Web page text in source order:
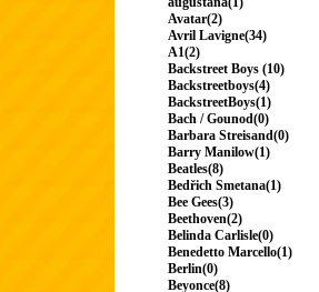
Avatar(2)
Avril Lavigne(34)
A1(2)
Backstreet Boys (10)
Backstreetboys(4)
BackstreetBoys(1)
Bach / Gounod(0)
Barbara Streisand(0)
Barry Manilow(1)
Beatles(8)
Bedřich Smetana(1)
Bee Gees(3)
Beethoven(2)
Belinda Carlisle(0)
Benedetto Marcello(1)
Berlin(0)
Beyonce(8)